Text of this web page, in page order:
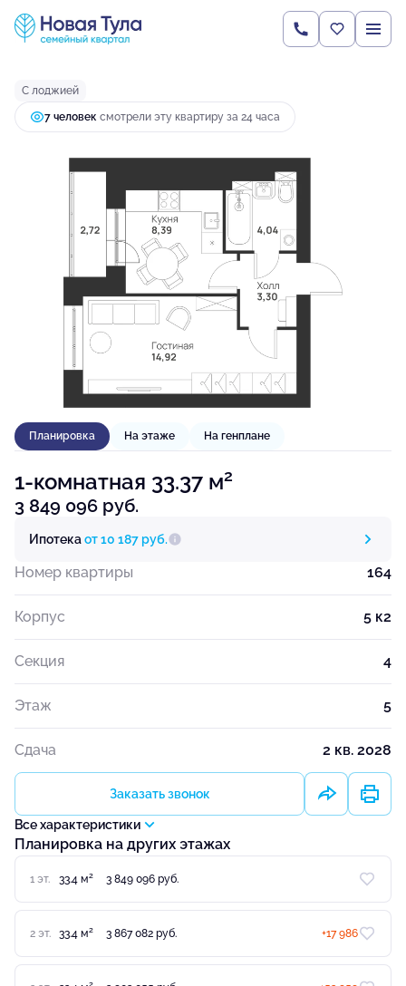
1-комнатная33.37 м 3 849 096 руб.
Ипотекаот 10 187 руб.
С лоджией
7 человек смотрели эту квартиру за 24 часа
Планировка На этаже На генплане
1-комнатная 33.37 м2
3 849 096 руб.
Ипотекаот 10 187 руб.
Номер квартиры 164
Корпус 5 к2
Секция 4
Этаж 5
Сдача 2 кв. 2028
Заказать звонок
Все характеристики
Планировка на других этажах
1 эт. 33.4 м2 3 849 096 руб.
2 эт. 33.4 м2 3 867 082 руб. +17 986
2